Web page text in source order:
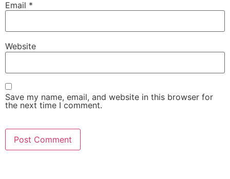
Email *
Website
Save my name, email, and website in this browser for
the next time I comment.